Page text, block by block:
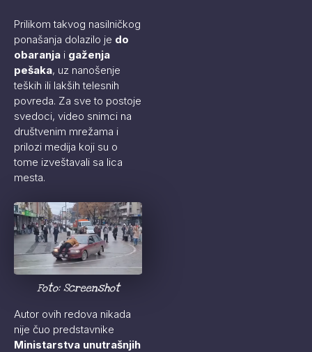
Prilikom takvog nasilničkog
ponašanja dolazilo je do
obaranja i gaženja
pešaka, uz nanošenje
teških ili lakših telesnih
povreda. Za sve to postoje
svedoci, video snimci na
društvenim mrežama i
prilozi medija koji su o
tome izveštavali sa lica
mesta.
Foto: Screenshot
Autor ovih redova nikada
nije čuo predstavnike
Ministarstva unutrašnjih